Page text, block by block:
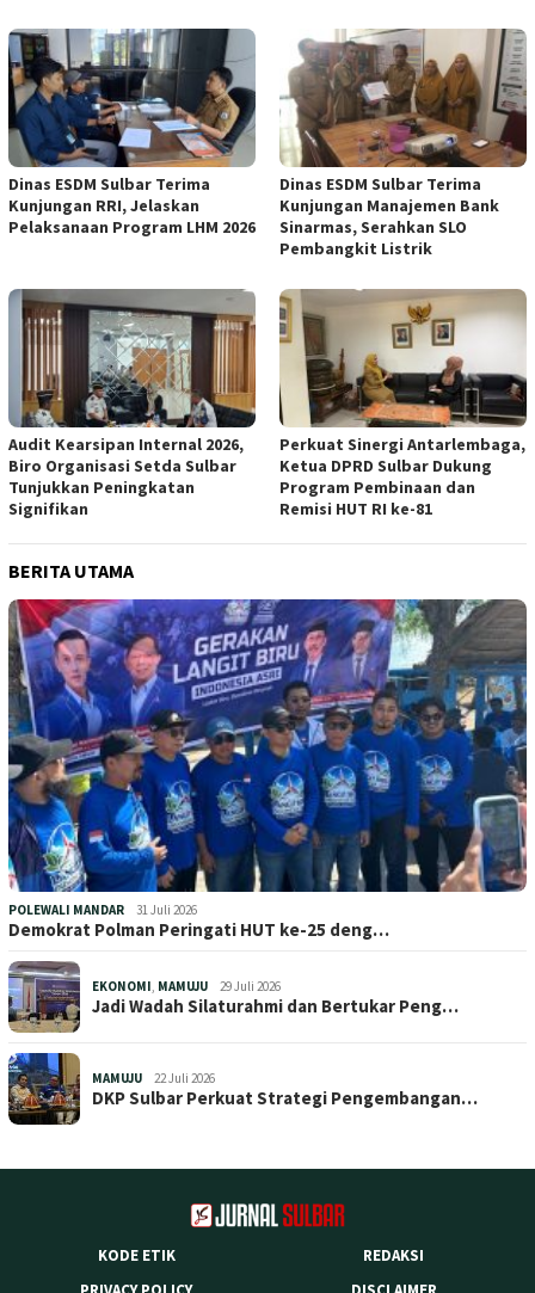
Dinas ESDM Sulbar Terima
Kunjungan RRI, Jelaskan
Pelaksanaan Program LHM 2026
Dinas ESDM Sulbar Terima
Kunjungan Manajemen Bank
Sinarmas, Serahkan SLO
Pembangkit Listrik
Audit Kearsipan Internal 2026,
Biro Organisasi Setda Sulbar
Tunjukkan Peningkatan
Signifikan
Perkuat Sinergi Antarlembaga,
Ketua DPRD Sulbar Dukung
Program Pembinaan dan
Remisi HUT RI ke-81
BERITA UTAMA
POLEWALI MANDAR 31 Juli 2026
Demokrat Polman Peringati HUT ke-25 deng…
EKONOMI, MAMUJU 29 Juli 2026
Jadi Wadah Silaturahmi dan Bertukar Peng…
MAMUJU 22 Juli 2026
DKP Sulbar Perkuat Strategi Pengembangan…
KODE ETIK
REDAKSI